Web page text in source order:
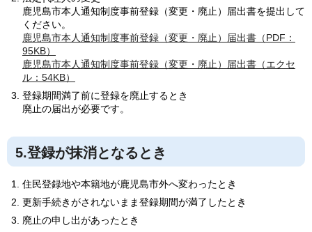
鹿児島市本人通知制度事前登録（変更・廃止）届出書を提出して
ください。
鹿児島市本人通知制度事前登録（変更・廃止）届出書（PDF：
95KB）
鹿児島市本人通知制度事前登録（変更・廃止）届出書（エクセ
ル：54KB）
登録期間満了前に登録を廃止するとき
廃止の届出が必要です。
5.登録が抹消となるとき
住民登録地や本籍地が鹿児島市外へ変わったとき
更新手続きがされないまま登録期間が満了したとき
廃止の申し出があったとき